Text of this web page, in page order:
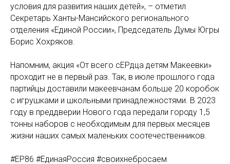
условия для развития наших детей», – отметил
Секретарь Ханты-Мансийского регионального
отделения «Единой России», Председатель Думы Югры
Борис Хохряков.
Напомним, акция «От всего сЕРдца детям Макеевки»
проходит не в первый раз. Так, в июле прошлого года
партийцы доставили макеевчанам больше 20 коробок
с игрушками и школьными принадлежностями. В 2023
году в преддверии Нового года передали городу 1,5
тонны наборов с необходимым для первых месяцев
жизни наших самых маленьких соотечественников.
#ЕР86 #ЕдинаяРоссия #своихнебросаем